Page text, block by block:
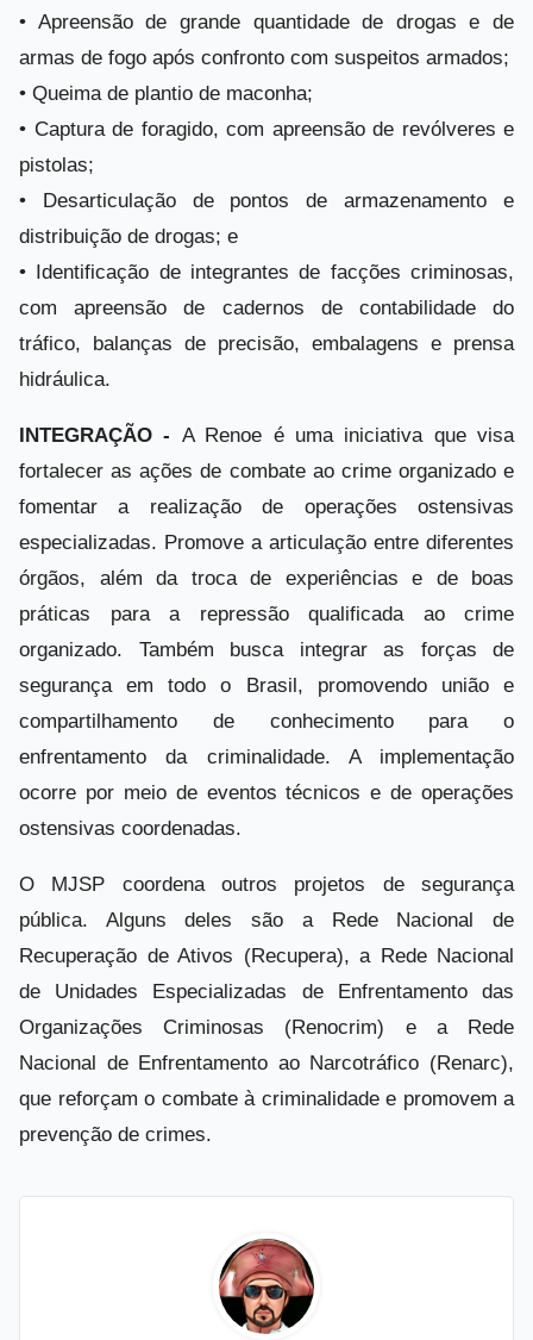
• Apreensão de grande quantidade de drogas e de
armas de fogo após confronto com suspeitos armados;
• Queima de plantio de maconha;
• Captura de foragido, com apreensão de revólveres e
pistolas;
• Desarticulação de pontos de armazenamento e
distribuição de drogas; e
• Identificação de integrantes de facções criminosas,
com apreensão de cadernos de contabilidade do
tráfico, balanças de precisão, embalagens e prensa
hidráulica.
INTEGRAÇÃO - A Renoe é uma iniciativa que visa
fortalecer as ações de combate ao crime organizado e
fomentar a realização de operações ostensivas
especializadas. Promove a articulação entre diferentes
órgãos, além da troca de experiências e de boas
práticas para a repressão qualificada ao crime
organizado. Também busca integrar as forças de
segurança em todo o Brasil, promovendo união e
compartilhamento de conhecimento para o
enfrentamento da criminalidade. A implementação
ocorre por meio de eventos técnicos e de operações
ostensivas coordenadas.
O MJSP coordena outros projetos de segurança
pública. Alguns deles são a Rede Nacional de
Recuperação de Ativos (Recupera), a Rede Nacional
de Unidades Especializadas de Enfrentamento das
Organizações Criminosas (Renocrim) e a Rede
Nacional de Enfrentamento ao Narcotráfico (Renarc),
que reforçam o combate à criminalidade e promovem a
prevenção de crimes.